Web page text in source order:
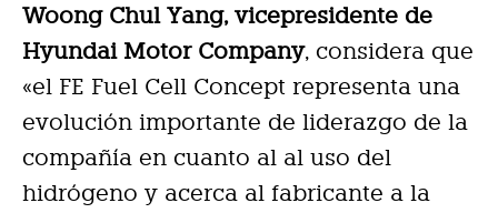
Woong Chul Yang, vicepresidente de
Hyundai Motor Company, considera que
«el FE Fuel Cell Concept representa una
evolución importante de liderazgo de la
compañía en cuanto al al uso del
hidrógeno y acerca al fabricante a la